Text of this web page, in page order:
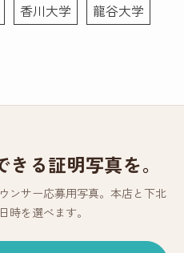
香川大学 龍谷大学
る証明写真を。
ンサー応募用写真。本店と下北
時を選べます。